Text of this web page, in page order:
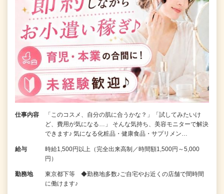
仕事内容
「このコスメ、自分の肌に合うかな？」「試してみたいけ
ど、費用が気になる…」 そんな気持ち、美容モニターで解決
できます♪ 気になる化粧品・健康食品・サプリメン…
給与
時給1,500円以上（完全出来高制／時間額1,500円～5,000
円）
勤務地
東京都下等 ◆勤務地多数♪ご自宅やお近くの店舗で間時間
に働けます♪